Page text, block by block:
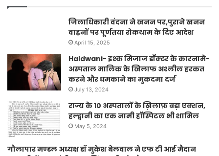
जिलाधिकारी वंदना ने खनन पर,पुराने खनन
वाहनों पर पूर्णतया रोकथाम के दिए आदेश
April 15, 2025
Haldwani- इश्क मिजाज डॉक्टर के कारनामे-
अस्पताल मालिक के खिलाफ अश्लील हरकत
करने और धमकाने का मुकदमा दर्ज
July 13, 2024
राज्य के 10 अस्पतालों के ख़िलाफ़ बड़ा एक्शन,
हल्द्वानी का एक नामी हॉस्पिटल भी शामिल
May 5, 2024
गौलापार मण्डल अध्यक्ष डॉ मुकेश बेलवाल ने एफ टी आई मैदान